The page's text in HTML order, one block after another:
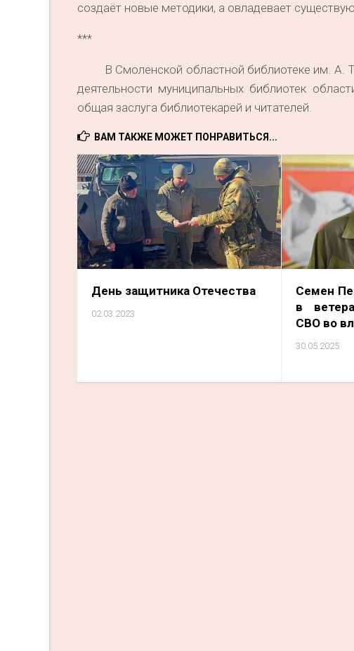
создаёт новые методики, а овладевает
***
В Смоленской областной библиотеке им. А. Т.
деятельности муниципальных библиотек
общая заслуга библиотекарей и читателей.
ВАМ ТАКЖЕ МОЖЕТ ПОНРАВИТЬСЯ...
День защитника Отечества
02.03.2023
Семен
в
СВО во
30.05.2025